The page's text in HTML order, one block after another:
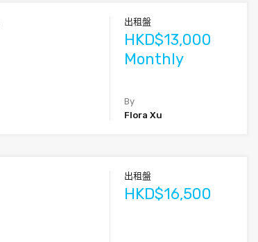
出租盤
HKD$13,000
Monthly
By
Flora Xu
出租盤
HKD$16,500